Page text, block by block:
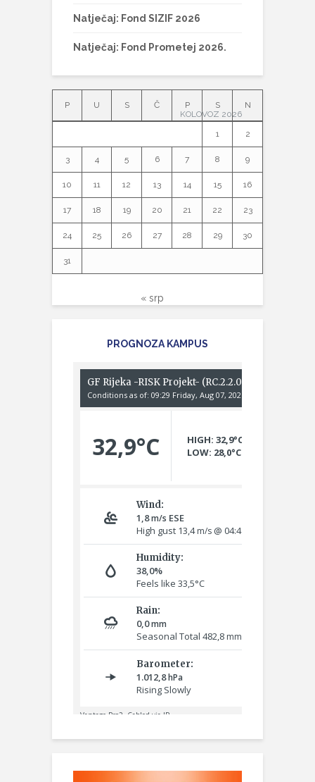
Natječaj: Fond SIZIF 2026
Natječaj: Fond Prometej 2026.
KOLOVOZ 2026
P U S Č P S N
1 2
3 4 5 6 7 8 9
10 11 12 13 14 15 16
17 18 19 20 21 22 23
24 25 26 27 28 29 30
31
« srp
PROGNOZA KAMPUS